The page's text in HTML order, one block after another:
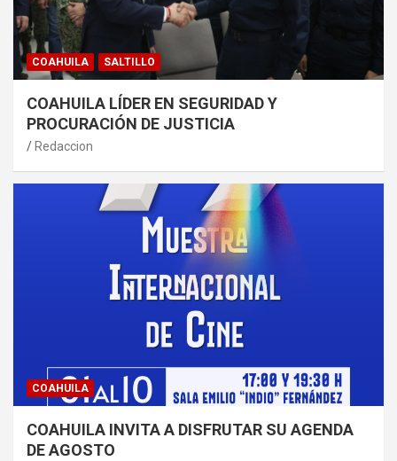
COAHUILA SALTILLO
COAHUILA LÍDER EN SEGURIDAD Y
PROCURACIÓN DE JUSTICIA
Redaccion
COAHUILA
COAHUILA INVITA A DISFRUTAR SU AGENDA
DE AGOSTO